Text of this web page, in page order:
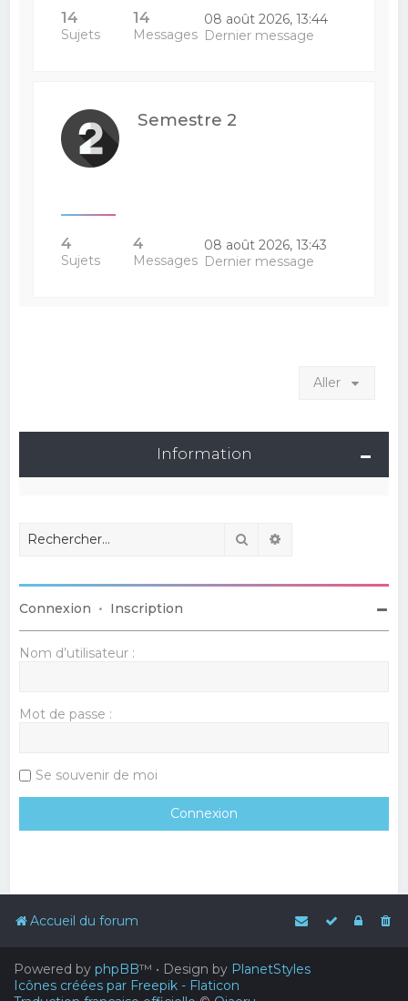
14
Sujets
14
Messages
08 août 2026, 13:44
Dernier message
Semestre 2
4
Sujets
4
Messages
08 août 2026, 13:43
Dernier message
Aller
Information
Rechercher
Connexion • Inscription
Nom d’utilisateur :
Mot de passe :
Se souvenir de moi
Accueil du forum
Powered by phpBB™ • Design by PlanetStyles
Icônes créées par Freepik - Flaticon